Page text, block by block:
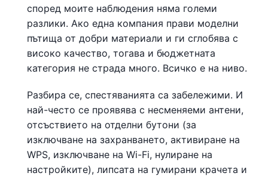
според моите наблюдения няма големи
разлики. Ако една компания прави моделни
пътища от добри материали и ги сглобява с
високо качество, тогава и бюджетната
категория не страда много. Всичко е на ниво.
Разбира се, спестяванията са забележими. И
най-често се проявява с несменяеми антени,
отсъствието на отделни бутони (за
изключване на захранването, активиране на
WPS, изключване на Wi-Fi, нулиране на
настройките), липсата на гумирани крачета и